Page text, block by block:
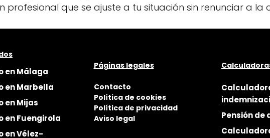
profesional que se ajuste a tu situación sin renunciar a la
en Málaga
en Marbella
en Mijas
en Fuengirola
en Vélez-
Páginas legales
Contacto
Política de cookies
Política de privacidad
Aviso legal
Pensión de